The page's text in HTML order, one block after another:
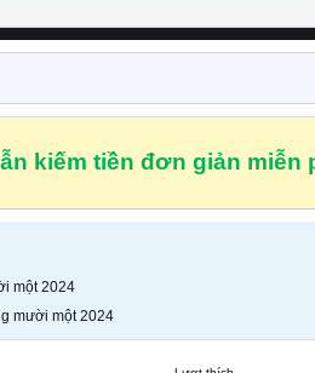
kiếm tiền đơn giản miễn
một 2024
mười một 2024